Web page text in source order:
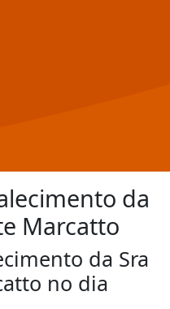
da
Marcatto
da Sra
no dia